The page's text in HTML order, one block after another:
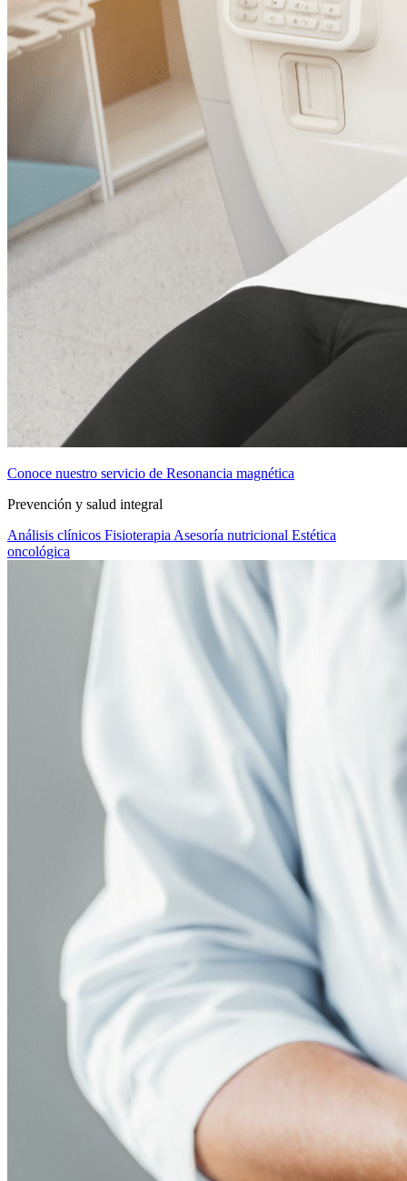
Conoce nuestro servicio de Resonancia magnética
Prevención y salud integral
Análisis clínicos Fisioterapia Asesoría nutricional Estética
oncológica